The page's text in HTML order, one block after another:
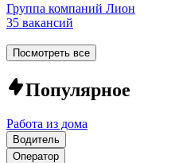
Группа компаний Лион
35 вакансий
Посмотреть все
Популярное
Работа из дома
Водитель
Оператор